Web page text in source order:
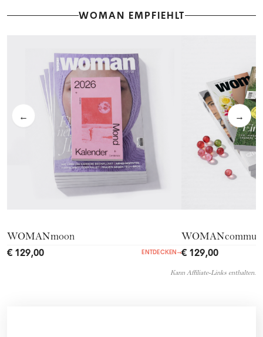
WOMAN EMPFIEHLT
← →
WOMANmoon
€ 129,00 ENTDECKEN→€ 129,00
Kann Affiliate-Links enthalten.